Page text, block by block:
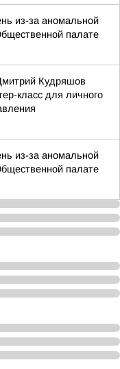
из-за аномальной
палате
Кудряшов
класс для личного
из-за аномальной
палате